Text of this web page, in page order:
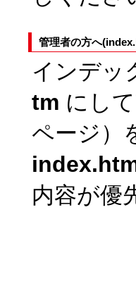
管理者の方へ
インデッ
tm にし
ページ）
内容が優